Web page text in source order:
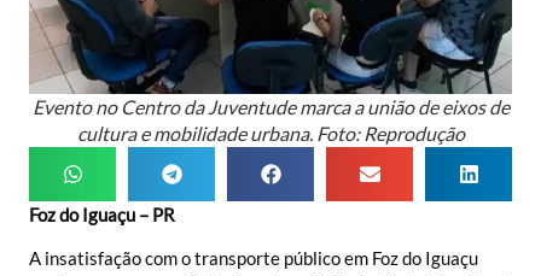
Evento no Centro da Juventude marca a união de eixos de
cultura e mobilidade urbana. Foto: Reprodução
Foz do Iguaçu – PR
A insatisfação com o transporte público em Foz do Iguaçu